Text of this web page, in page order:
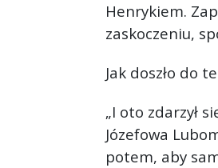
Henrykiem.
zaskoczeniu,
Jak doszło do
„I oto zdarzył
Józefowa
potem, aby